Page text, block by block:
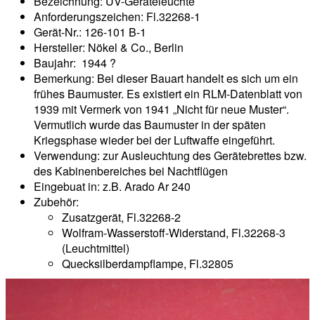
Anforderungszeichen: Fl.32268-1
Gerät-Nr.: 126-101 B-1
Hersteller: Nökel & Co., Berlin
Baujahr: 1944 ?
Bemerkung: Bei dieser Bauart handelt es sich um ein
frühes Baumuster. Es existiert ein RLM-Datenblatt von
1939 mit Vermerk von 1941 „Nicht für neue Muster“.
Vermutlich wurde das Baumuster in der späten
Kriegsphase wieder bei der Luftwaffe eingeführt.
Verwendung: zur Ausleuchtung des Gerätebrettes bzw.
des Kabinenbereiches bei Nachtflügen
Eingebuat in: z.B. Arado Ar 240
Zubehör:
Zusatzgerät, Fl.32268-2
Wolfram-Wasserstoff-Widerstand, Fl.32268-3
(Leuchtmittel)
Quecksilberdampflampe, Fl.32805